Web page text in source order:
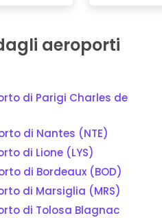
aeroporti
di Parigi Charles de
di Nantes (NTE)
di Lione (LYS)
di Bordeaux (BOD)
di Marsiglia (MRS)
di Tolosa Blagnac